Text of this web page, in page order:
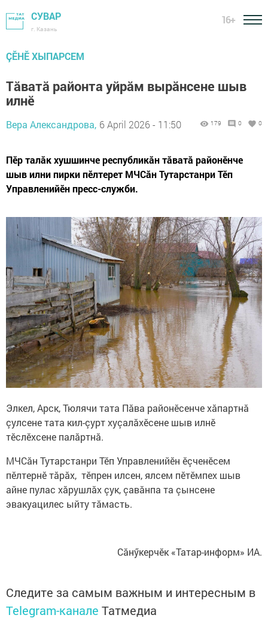
СУВАР
г. Казань
16+
ÇӖНӖ ХЫПАРСЕМ
Тăватă районта уйрăм вырăнсене шыв
илнӗ
Вера Александрова, 6 April 2026 - 11:50 179 0 0
Пӗр талăк хушшинче республикăн тăватă районӗнче
шыв илни пирки пӗлтерет МЧСăн Тутарстанри Тӗп
Управленийӗн пресс-служби.
Элкел, Арск, Тюлячи тата Пăва районӗсенче хăпартнă
çулсене тата кил-çурт хуçалăхӗсене шыв илнӗ
тӗслӗхсене палăртнă.
МЧСăн Тутарстанри Тӗп Управленийӗн ӗçченӗсем
пӗлтернӗ тăрăх, тӗпрен илсен, ялсем пӗтӗмпех шыв
айне пулас хăрушлăх çук, çавăнпа та çынсене
эвакуацилес ыйту тăмасть.
Сăнӳкерчӗк «Татар-информ» ИА.
Следите за самым важным и интересным в
Telegram-канале Татмедиа